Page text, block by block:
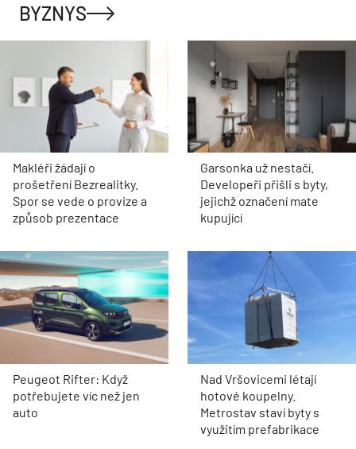
BYZNYS
Makléři žádají o
prošetření Bezrealitky.
Spor se vede o provize a
způsob prezentace
Garsonka už nestačí.
Developeři přišli s byty,
jejichž označení mate
kupující
Peugeot Rifter: Když
potřebujete víc než jen
auto
Nad Vršovicemi létají
hotové koupelny.
Metrostav staví byty s
využitím prefabrikace